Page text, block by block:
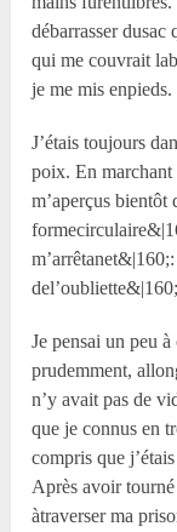
débarrasser
qui me couvrait
je me mis enpieds.
J’étais toujours
poix. En marchant
m’aperçus bientôt
Je pensai un peu
prudemment,
n’y avait pas de
que je connus en
compris que
Après avoir
àtraverser ma